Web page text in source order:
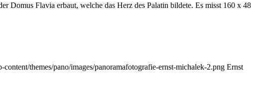
Domus Flavia erbaut, welche das Herz des Palatin bildete. Es misst 160 x 48
content/themes/pano/images/panoramafotografie-ernst-michalek-2.png Ernst